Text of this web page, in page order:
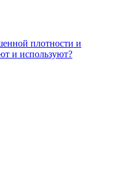
плотности и
и используют?